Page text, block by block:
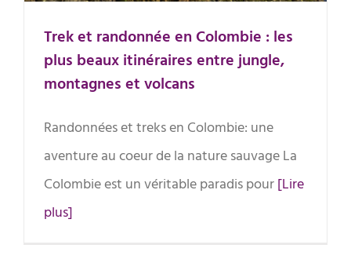
Trek et randonnée en Colombie : les
plus beaux itinéraires entre jungle,
montagnes et volcans
Randonnées et treks en Colombie: une
aventure au coeur de la nature sauvage La
Colombie est un véritable paradis pour [Lire
plus]